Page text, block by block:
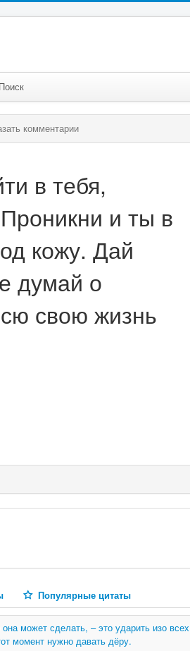
Поиск
комментарии
в тебя,
и ты в
кожу. Дай
думай о
свою жизнь
Популярные цитаты
может сделать, – это ударить изо всех
момент нужно давать дёру.